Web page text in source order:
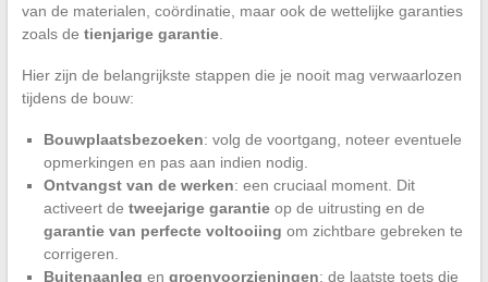
van de materialen, coördinatie, maar ook de wettelijke garanties
zoals de tienjarige garantie.
Hier zijn de belangrijkste stappen die je nooit mag verwaarlozen
tijdens de bouw:
Bouwplaatsbezoeken: volg de voortgang, noteer eventuele
opmerkingen en pas aan indien nodig.
Ontvangst van de werken: een cruciaal moment. Dit
activeert de tweejarige garantieop de uitrusting en de
garantie van perfecte voltooiing om zichtbare gebreken te
corrigeren.
Buitenaanleg en groenvoorzieningen: de laatste toets die